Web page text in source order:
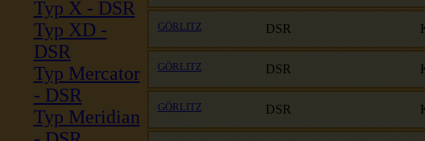
Typ X - DSR
Typ XD -
DSR
Typ Mercator
- DSR
Typ Meridian
GÖRLITZ DSR
GÖRLITZ DSR
GÖRLITZ DSR